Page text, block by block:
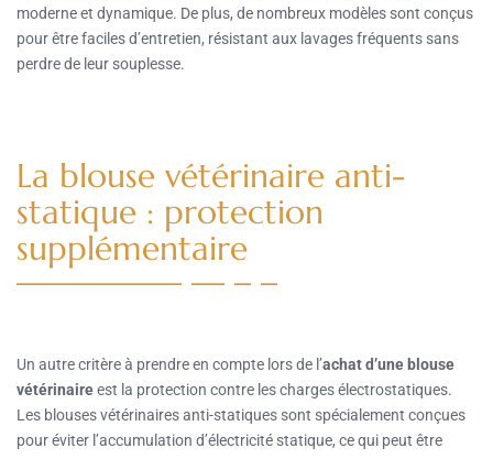
moderne et dynamique. De plus, de nombreux modèles sont conçus
pour être faciles d’entretien, résistant aux lavages fréquents sans
perdre de leur souplesse.
La blouse vétérinaire anti-
statique : protection
supplémentaire
Un autre critère à prendre en compte lors de l’achat d’une blouse
vétérinaireest la protection contre les charges électrostatiques.
Les blouses vétérinaires anti-statiques sont spécialement conçues
pour éviter l’accumulation d’électricité statique, ce qui peut être